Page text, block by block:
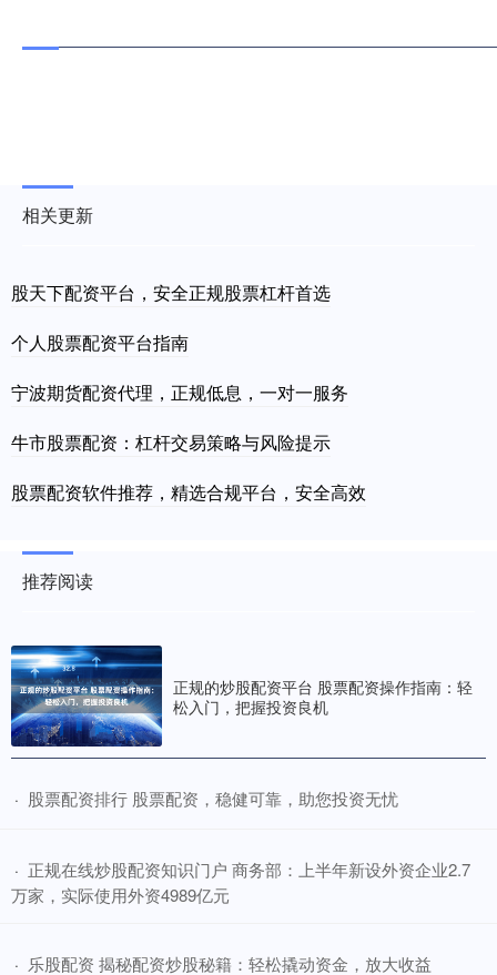
相关更新
股天下配资平台，安全正规股票杠杆首选
个人股票配资平台指南
宁波期货配资代理，正规低息，一对一服务
牛市股票配资：杠杆交易策略与风险提示
股票配资软件推荐，精选合规平台，安全高效
推荐阅读
正规的炒股配资平台 股票配资操作指南：轻
松入门，把握投资良机
· ​股票配资排行 股票配资，稳健可靠，助您投资无忧
· ​正规在线炒股配资知识门户 商务部：上半年新设外资企业2.7
万家，实际使用外资4989亿元
· ​乐股配资 揭秘配资炒股秘籍：轻松撬动资金，放大收益